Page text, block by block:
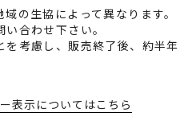
の生協によって異なります。
合わせ下さい。
を考慮し、販売終了後、約半年
表示についてはこちら